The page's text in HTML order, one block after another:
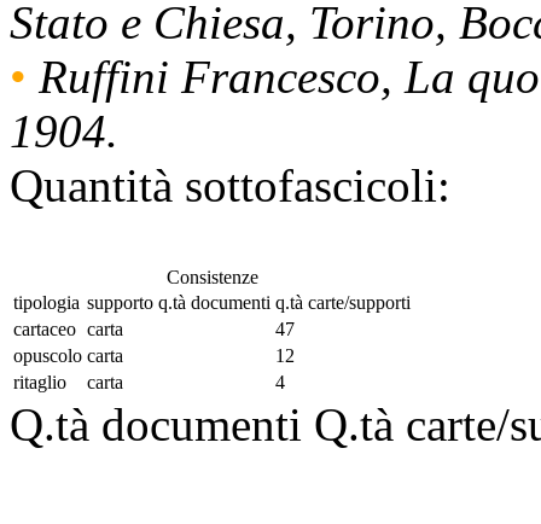
Stato e Chiesa, Torino,
• Ruffini Francesco, La
1904.
Quantità sottofascicoli:
Consistenze
tipologia supporto q.tà documenti q.tà carte/supporti
cartaceo carta
47
opuscolo carta
12
ritaglio
carta 4
Q.tà documenti Q.tà carte/